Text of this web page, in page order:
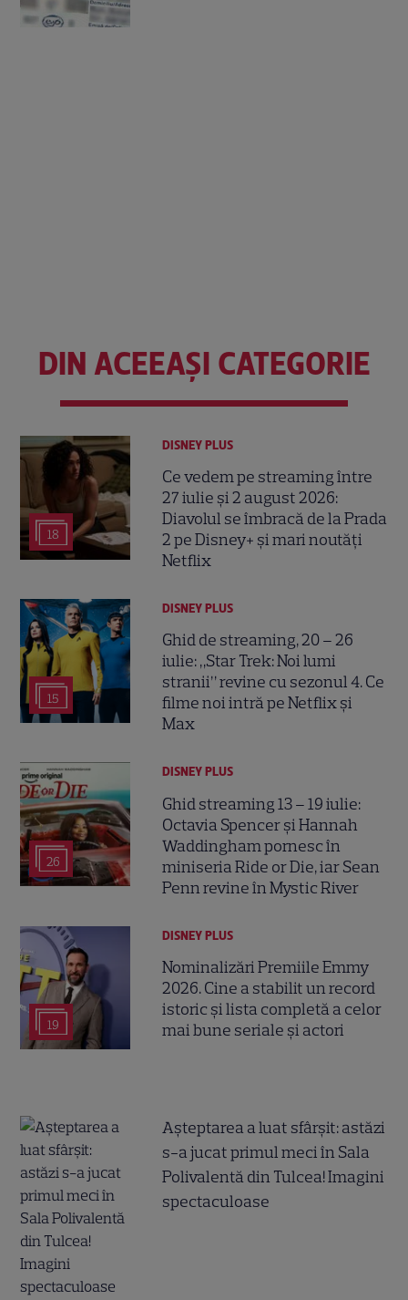
DIN ACEEAȘI CATEGORIE
18
DISNEY PLUS
Ce vedem pe streaming între
27 iulie și 2 august 2026:
Diavolul se îmbracă de la Prada
2 pe Disney+ și mari noutăți
Netflix
15
DISNEY PLUS
Ghid de streaming, 20 – 26
iulie: „Star Trek: Noi lumi
stranii” revine cu sezonul 4. Ce
filme noi intră pe Netflix și
Max
26
DISNEY PLUS
Ghid streaming 13 – 19 iulie:
Octavia Spencer și Hannah
Waddingham pornesc în
miniseria Ride or Die, iar Sean
Penn revine în Mystic River
19
DISNEY PLUS
Nominalizări Premiile Emmy
2026. Cine a stabilit un record
istoric și lista completă a celor
mai bune seriale și actori
Așteptarea a luat sfârșit: astăzi
s-a jucat primul meci în Sala
Polivalentă din Tulcea! Imagini
spectaculoase